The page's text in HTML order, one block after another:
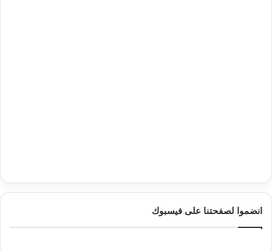
انضموا لصفحتنا على فيسبوك